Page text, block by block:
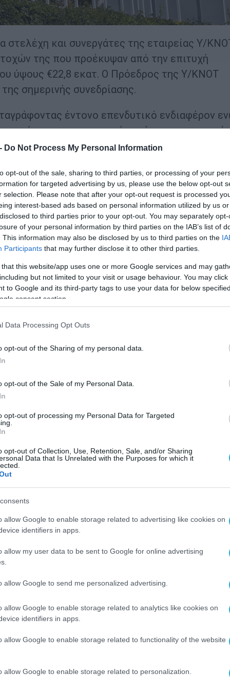
Do Not Process My Personal Information
opt-out of the sale, sharing to third parties, or processing of your
for targeted advertising by us, please use the below opt-out
selection. Please note that after your opt-out request is processed
interest-based ads based on personal information utilized by us
to third parties prior to your opt-out. You may separately
of your personal information by third parties on the IAB’s list of
This information may also be disclosed by us to third parties on the
Participants that may further disclose it to other third parties.
that this website/app uses one or more Google services and may
but not limited to your visit or usage behaviour. You may
to Google and its third-party tags to use your data for below
consent section.
Data Processing Opt Outs
opt-out of the Sharing of my personal data.
opt-out of the Sale of my Personal Data.
opt-out of processing my Personal Data for Targeted
opt-out of Collection, Use, Retention, Sale, and/or Sharing
Data that Is Unrelated with the Purposes for which it
allow Google to enable storage related to advertising like cookies on
identifiers in apps.
allow my user data to be sent to Google for online advertising
allow Google to send me personalized advertising.
allow Google to enable storage related to analytics like cookies on
identifiers in apps.
allow Google to enable storage related to functionality of the website
allow Google to enable storage related to personalization.
στελέχη και συνεργάτες της εταιρείας Υ/
της που προέκυψαν από την επιτυχή
ύψους €22,8 εκατ. Ο Πρόεδρος της Υ/ΚΝΟΤ
σημερινής συνεδρίασης.
έντονο επενδυτικό ενδιαφέρον
και στρατηγικές χρήσεις που
κεφαλαιακή της επάρκεια για τους τομείς
τουριστικούς λιμένες και τα σκάφη
Διευθύντρια Σχέσεων με Εκδότριες κ. Λίλιαν
ποντοπόρο ναυτιλία και τη στρατηγική
ναυτιλία, ως παγκόσμιος πρωταγωνιστής
οικονομίας, έχει τη δυναμική να
Athens και προς αυτή την κατεύθυνση
του κλάδου με την εγχώρια κεφαλαιαγορά δεν
των ναυτιλιακών εταιρειών, αλλά και
μέσω της προσέλκυσης ποιοτικών
ναυτιλία της Ευρώπης σύντομα θα
εταιρείες της ποντοπόρου
τους μέσα από ένα πιο βαθύ, σύγχρονο και
θεσμικούς επενδυτές και να
Συμβουλίου της Y/KNOT INVEST, κ. Ρήγας
σηματοδοτούμε την επιτυχή ολοκλήρωση της
που επιβεβαιώνει την ισχυρή στήριξη
αντανακλά την εμπιστοσύνη της αγοράς
τη μετάβαση σε μια νέα φάση ανάπτυξης. Σε
και επενδυτικό περιβάλλον, η Y/KNOT
κρίκο μεταξύ της ναυτιλίας και της
σε έναν κλάδο στον οποίο η Ελλάδα
πειθαρχία και σαφή προσανατολισμό στην
ανάπτυξη και τη δημιουργία
κ. Μιχάλης Φέκκας
της Y/KNOT INVEST στο
κεφαλαιαγοράς ως μηχανισμού
ως πεδίου διαφάνειας, εμπιστοσύνης και
και οι θαλάσσιες δραστηριότητες αποτελούν
με ισχυρή διεθνή διάσταση και
αυξημένων γεωπολιτικών,
στην κεφαλαιαγορά, με